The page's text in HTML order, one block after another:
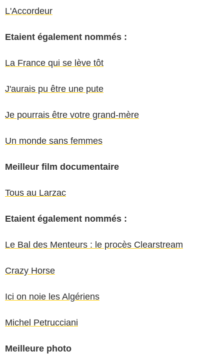
L'Accordeur
Etaient également nommés :
La France qui se lève tôt
J'aurais pu être une pute
Je pourrais être votre grand-mère
Un monde sans femmes
Meilleur film documentaire
Tous au Larzac
Etaient également nommés :
Le Bal des Menteurs : le procès Clearstream
Crazy Horse
Ici on noie les Algériens
Michel Petrucciani
Meilleure photo